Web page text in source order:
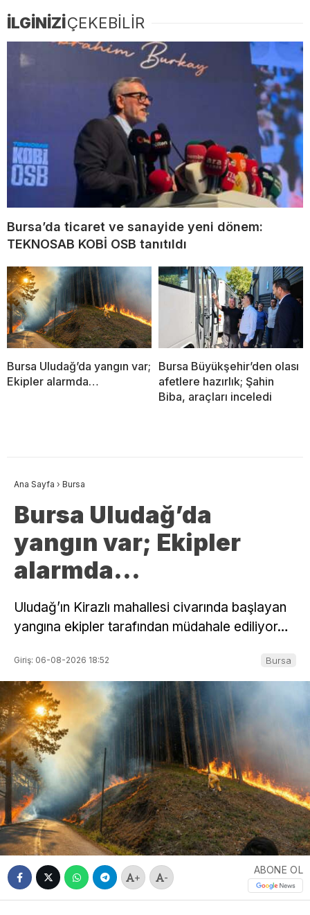
İLGİNİZİÇEKEBİLİR
Bursa’da ticaret ve sanayide yeni dönem:
TEKNOSAB KOBİ OSB tanıtıldı
Bursa Uludağ’da yangın var;
Ekipler alarmda…
Bursa Büyükşehir’den olası
afetlere hazırlık; Şahin
Biba, araçları inceledi
Ana Sayfa › Bursa
Bursa Uludağ’da
yangın var; Ekipler
alarmda…
Uludağ’ın Kirazlı mahallesi civarında başlayan
yangına ekipler tarafından müdahale ediliyor…
Giriş: 06-08-2026 18:52 Bursa
+ -
ABONE OL